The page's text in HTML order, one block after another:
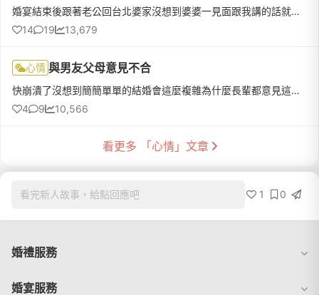
婚宴結束後跟著老公回台北婆家沒想到婆婆一見面跟我講的話就是「妳以後就是我們家的人了，以後不能常常回娘家囉」她雖然是笑著像玩笑般的講，但我卻聽的很難過而且現在因為工作的關係，我婚後也會暫時繼續住台南的娘家我不知道她特地講這些話是什麼意思娘家爸媽也很奇怪這幾天常常會提到我已經嫁人是別人家的媳婦要我週末都盡可能回台北也會問之後有沒有到台北找工作的打算好像我嫁人，這個家就沒有我的容身之處一樣我知道婚後住婆
14
19 13,679
心情 與男友父母意見不合
快崩潰了沒想到簡簡單單的結婚會這麼複雜為什麼長輩都意見這麼多😥我爸媽是非常開放也完全尊重我們兩個的很好的長輩💖然後我跟我爸媽還有我男友都不想要傳統婚禮~~都喜歡那種簡單親戚間小婚禮就好去年10月跟男友突然想要海外婚禮我爸媽完全同意,結果男友爸媽馬上激烈反彈!!!覺得為什麼結婚不是"男方家長"決定,為什麼是我們兩個及女方的意見的感覺還嗆我男友說你是要給人入贅是不是(到底跟這有甚麼關係....😰) 結
4
9 10,566
看更多 「心情」文章
看完新人故事，給點回應吧 1 0
婚禮服務
婚宴服務